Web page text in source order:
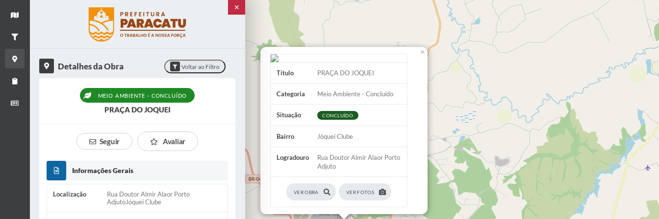
Título PRAÇA DO JOQUEI
Categoria Meio Ambiente - Concluído
Situação CONCLUÍDO
Bairro Jóquei Clube
Logradouro
Rua Doutor Almir Alaor Porto
Adjuto
VER OBRA VER FOTOS
×
Ver mapa
Filtrar Obras
Detalhes da Obra
Relatório de Obras
Boletim informativo
✕
Detalhes da Obra Voltar ao Filtro
MEIO AMBIENTE - CONCLUÍDO
PRAÇA DO JOQUEI
Seguir Avaliar
Informações Gerais
Localização
Rua Doutor Almir Alaor Porto
AdjutoJóquei Clube